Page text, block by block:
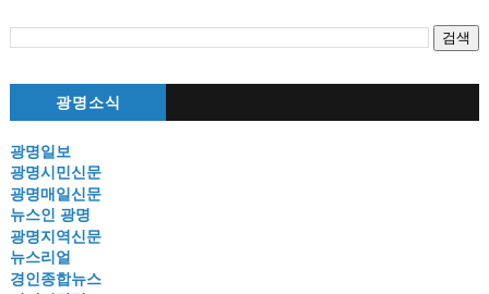
광명소식
광명일보
광명시민신문
광명매일신문
뉴스인 광명
광명지역신문
뉴스리얼
경인종합뉴스